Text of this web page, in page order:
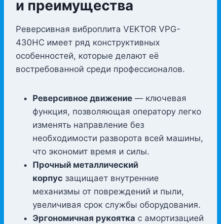
и преимущества
Реверсивная виброплита VEKTOR VPG-
430HC имеет ряд конструктивных
особенностей, которые делают её
востребованной среди профессионалов.
Реверсивное движение — ключевая
функция, позволяющая оператору легко
изменять направление без
необходимости разворота всей машины,
что экономит время и силы.
Прочный металлический
корпус защищает внутренние
механизмы от повреждений и пыли,
увеличивая срок службы оборудования.
Эргономичная рукоятка с амортизацией